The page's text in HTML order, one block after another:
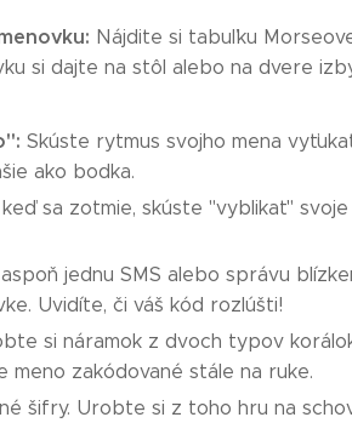
Nájdite si tabuľku
si dajte na stôl alebo na dvere
Skúste rytmus svojho mena
ako bodka.
sa zotmie, skúste "vyblikať"
jednu SMS alebo správu
Uvidíte, či váš kód rozlúšti!
si náramok z dvoch typov
zakódované stále na ruke.
šifry. Urobte si z toho hru na